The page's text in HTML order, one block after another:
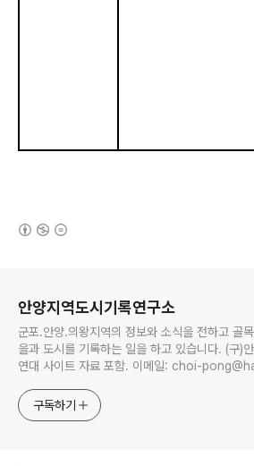
안양지역도시기록연구소
군포.안양.의왕지역의 정보와 소식을 전하고 골
을과 도시를 기록하는 일을 하고 있습니다. (구)안양지역시민
연대 사이트 자료 포함. 이메일: choi-
구독하기